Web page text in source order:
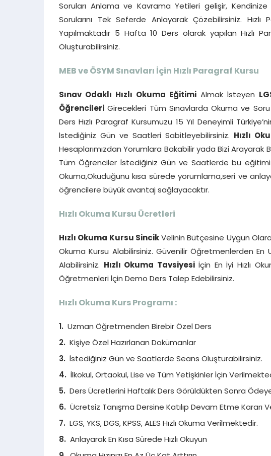
Soruları Anlama ve Kavrama Yetileri gelişir,
Sorularını Tek Seferde Anlayarak Çözebilirsiniz.
Yapılmaktadır 5 Hafta 10 Ders olarak yapılan Hızlı
Oluşturabilirsiniz.
MEB ve ÖSYM Sınavları İçin Hızlı Paragraf Kursu
Sınav Odaklı Hızlı Okuma EğitimiAlmak İsteyen
Öğrencileri Girecekleri Tüm Sınavlarda Okuma ve Soru
Ders Hızlı Paragraf Kursumuzu 15 Yıl Deneyimli
İstediğiniz Gün ve Saatleri Sabitleyebilirsiniz. Hızlı
Hesaplarımızdan Yorumlara Bakabilir yada Bizi Arayarak
Tüm Öğrenciler İstediğiniz Gün ve Saatlerde bu eğitimi
Okuma,Okuduğunu kısa sürede yorumlama,seri ve
öğrencilere büyük avantaj sağlayacaktır.
Hızlı Okuma Kursu Ücretleri
Hızlı Okuma Kursu Sincik Velinin Bütçesine Uygun
Okuma Kursu Alabilirsiniz. Güvenilir Öğretmenlerden En
Alabilirsiniz. Hızlı Okuma Tavsiyesiİçin En İyi Hızlı
Öğretmenleri İçin Demo Ders Talep Edebilirsiniz.
Hızlı Okuma Kurs Programı :
Uzman Öğretmenden Birebir Özel Ders
Kişiye Özel Hazırlanan Dokümanlar
İstediğiniz Gün ve Saatlerde Seans Oluşturabilirsiniz.
İlkokul, Ortaokul, Lise ve Tüm Yetişkinler İçin
Ders Ücretlerini Haftalık Ders Görüldükten Sonra
Ücretsiz Tanışma Dersine Katılıp Devam Etme Kararı
LGS, YKS, DGS, KPSS, ALES Hızlı Okuma Verilmektedir.
Anlayarak En Kısa Sürede Hızlı Okuyun